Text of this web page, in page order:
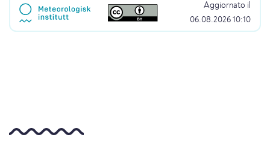
Aggiornato il
06.08.2026 10:10